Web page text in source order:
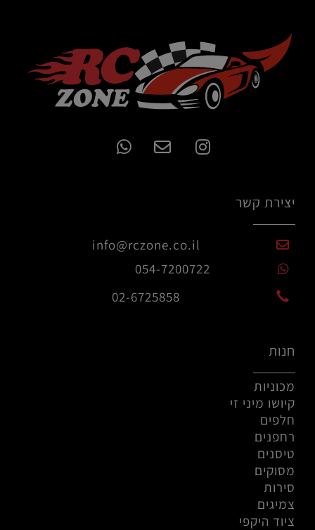
יצירת קשר
info@rczone.co.il
054-7200722
02-6725858
חנות
מכוניות
קיושו מיני זי
חלפים
רחפנים
טיסנים
מסוקים
סירות
צמיגים
ציוד היקפי